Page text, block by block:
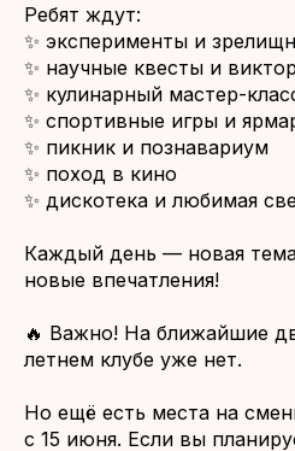
Ребят ждут:
✨ эксперименты и
✨ научные квесты и
✨ кулинарный мастер-
✨ спортивные игры и
✨ пикник и познавариум
✨ поход в кино
✨ дискотека и любимая
Каждый день — новая
новые впечатления!
🔥 Важно! На ближайшие
летнем клубе уже нет.
Но ещё есть места на
с 15 июня. Если вы